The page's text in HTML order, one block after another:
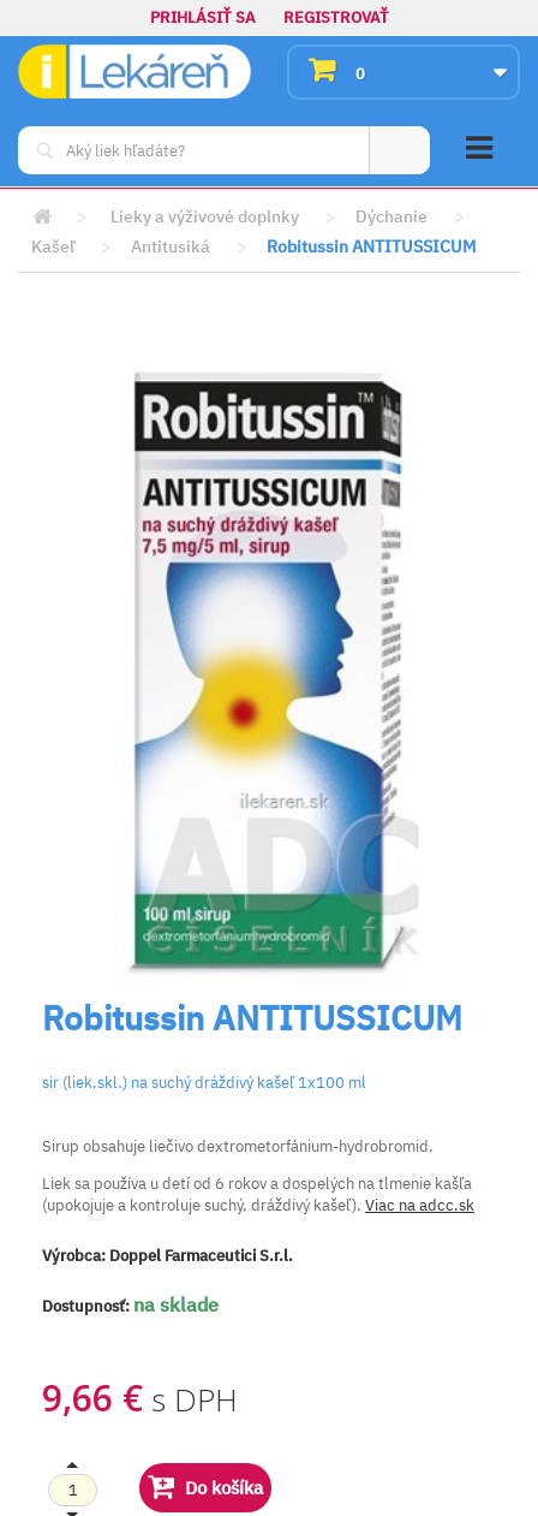
PRIHLÁSIŤ SA REGISTROVAŤ
0
> Lieky a výživové doplnky > Dýchanie
>
Kašeľ
> Antitusiká > Robitussin ANTITUSSICUM
Robitussin ANTITUSSICUM
sir (liek.skl.) na suchý dráždivý kašeľ 1x100 ml
Sirup obsahuje liečivo dextrometorfánium-hydrobromid.
Liek sa používa u detí od 6 rokov a dospelých na tlmenie kašľa
(upokojuje a kontroluje suchý, dráždivý kašeľ). Viac na adcc.sk
Výrobca: Doppel Farmaceutici S.r.l.
Dostupnosť: na sklade
9,66 € s DPH
Do košíka